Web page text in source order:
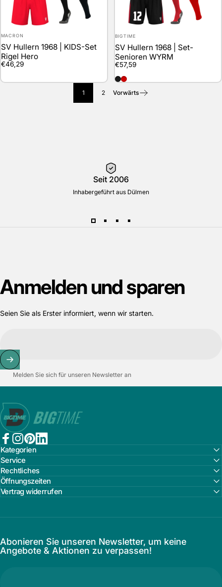
Anbieter:
MACRON
SV Hullern 1968 | KIDS-Set
Rigel Hero
€46,29
Anbieter:
BIGTIME
SV Hullern 1968 | Set-
Senioren WYRM
€57,59
schwarz
rot
1 2 Vorwärts
Seit 2006
Inhabergeführt aus Dülmen
Anmeldenundsparen
Seien Sie als Erster informiert, wenn wir starten.
Melden Sie sich für unseren Newsletter an
Bigtime.de
Facebook
Instagram
PinterestLinkedIn
Kategorien
Service
Rechtliches
Öffnungszeiten
Vertrag widerrufen
Abonieren Sie unseren Newsletter, um keine
Angebote & Aktionen zu verpassen!